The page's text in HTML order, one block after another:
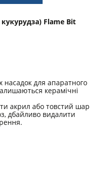
Flame Bit
для апаратного
керамічні
акрил або товстий шар
дбайливо видалити